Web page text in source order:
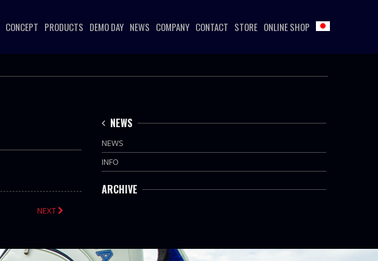
CONCEPT PRODUCTS DEMO DAY NEWS COMPANY CONTACT STORE ONLINE SHOP
NEXT
NEWS
NEWS
INFO
ARCHIVE